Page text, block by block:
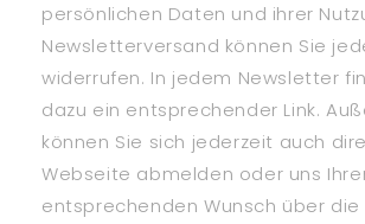
persönlichen Daten und ihrer
Newsletterversand können Sie
widerrufen. In jedem Newsletter
dazu ein entsprechender Link.
können Sie sich jederzeit auch
Webseite abmelden oder uns
entsprechenden Wunsch über die